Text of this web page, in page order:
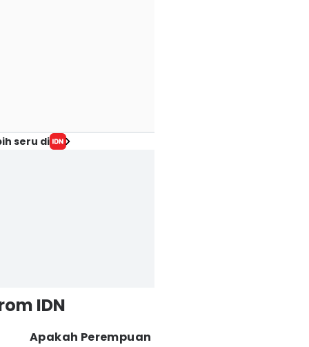
seru di
IDN
Apakah Perempuan